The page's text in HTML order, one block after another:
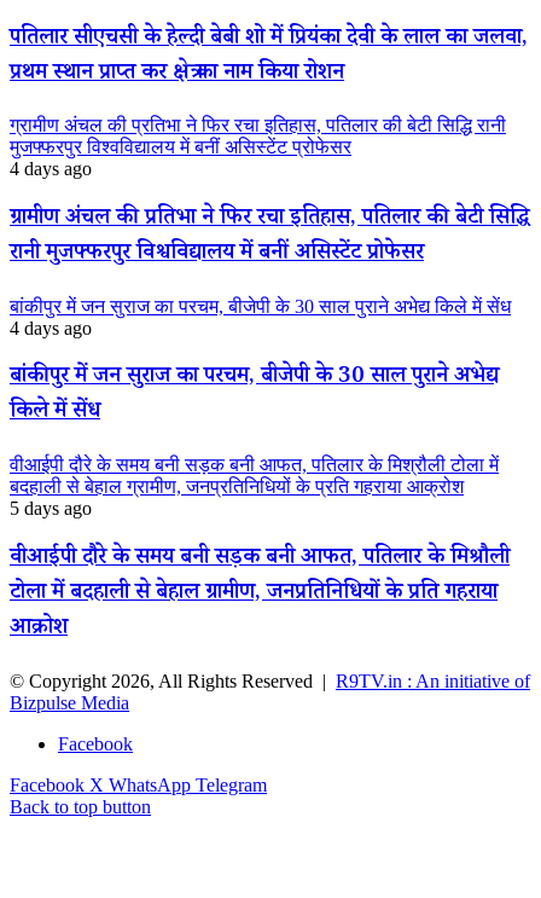
पतिलार सीएचसी के हेल्दी बेबी शो में प्रियंका देवी के लाल का जलवा,
प्रथम स्थान प्राप्त कर क्षेत्र का नाम किया रोशन
ग्रामीण अंचल की प्रतिभा ने फिर रचा इतिहास, पतिलार की बेटी सिद्धि रानी
मुजफ्फरपुर विश्वविद्यालय में बनीं असिस्टेंट प्रोफेसर
4 days ago
ग्रामीण अंचल की प्रतिभा ने फिर रचा इतिहास, पतिलार की बेटी सिद्धि
रानी मुजफ्फरपुर विश्वविद्यालय में बनीं असिस्टेंट प्रोफेसर
बांकीपुर में जन सुराज का परचम, बीजेपी के 30 साल पुराने अभेद्य किले में सेंध
4 days ago
बांकीपुर में जन सुराज का परचम, बीजेपी के 30 साल पुराने अभेद्य
किले में सेंध
वीआईपी दौरे के समय बनी सड़क बनी आफत, पतिलार के मिश्रौली टोला में
बदहाली से बेहाल ग्रामीण, जनप्रतिनिधियों के प्रति गहराया आक्रोश
5 days ago
वीआईपी दौरे के समय बनी सड़क बनी आफत, पतिलार के मिश्रौली
टोला में बदहाली से बेहाल ग्रामीण, जनप्रतिनिधियों के प्रति गहराया
आक्रोश
© Copyright 2026, All Rights Reserved | R9TV.in : An initiative of
Bizpulse Media
Facebook
Facebook X WhatsApp Telegram
Back to top button